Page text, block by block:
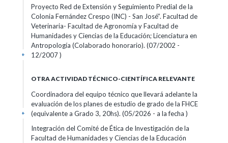
Proyecto Red de Extensión y Seguimiento Predial de la
Colonia Fernández Crespo (INC) - San José”. Facultad de
Veterinaria- Facultad de Agronomía y Facultad de
Humanidades y Ciencias de la Educación; Licenciatura en
Antropología (Colaborado honorario). (07/2002 -
12/2007 )
+
OTRA ACTIVIDAD TÉCNICO-CIENTÍFICA RELEVANTE
Coordinadora del equipo técnico que llevará adelante la
evaluación de los planes de estudio de grado de la FHCE
(equivalente a Grado 3, 20hs). (05/2026 - a la fecha )
+
Integración del Comité de Ética de Investigación de la
Facultad de Humanidades y Ciencias de la Educación